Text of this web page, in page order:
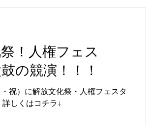
！人権フェス
の競演！！！
祝）に解放文化祭・人権フェスタ
詳しくはコチラ↓